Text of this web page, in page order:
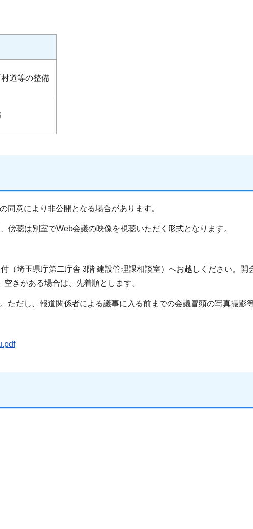
道等の整備
同意により非公開となる場合があります。
傍聴は別室でWeb会議の映像を視聴いただく形式となります。
（埼玉県庁第二庁舎 3階 建設管理課相談室）へお越しください。
きがある場合は、先着順とします。
ただし、報道関係者による議事に入る前までの会議冒頭の写真撮影